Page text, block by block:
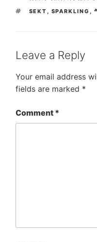
TAGS
SEKT , SPARKLING ,
Leave a Reply
Your email address
fields are marked *
Comment *